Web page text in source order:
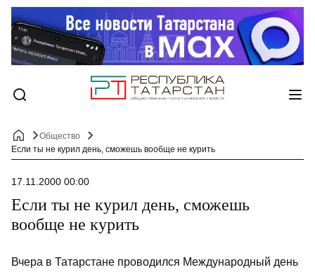
Общество
Если ты не курил день, сможешь вообще не курить
17.11.2000 00:00
Если ты не курил день, сможешь
вообще не курить
Вчера в Татарстане проводился Международный день